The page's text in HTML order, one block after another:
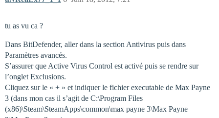
tu as vu ca ?
Dans BitDefender, aller dans la section Antivirus puis dans
Paramètres avancés.
S’assurer que Active Virus Control est activé puis se rendre sur
l’onglet Exclusions.
Cliquez sur le « + » et indiquer le fichier executable de Max Payne
3 (dans mon cas il s’agit de C:\Program Files
(x86)\Steam\SteamApps\common\max payne 3\Max Payne